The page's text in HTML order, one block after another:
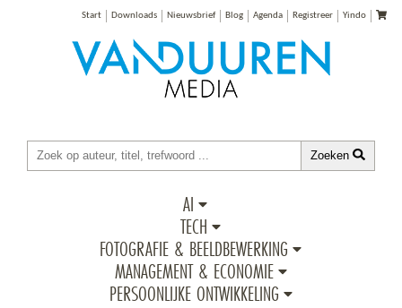
Start Downloads Nieuwsbrief Blog Agenda Registreer Yindo
Zoeken
AI
TECH
FOTOGRAFIE & BEELDBEWERKING
MANAGEMENT & ECONOMIE
PERSOONLIJKE ONTWIKKELING